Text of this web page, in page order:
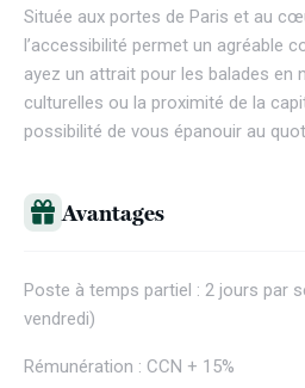
Située aux portes de Paris et au
l’accessibilité permet un agréable
ayez un attrait pour les balades en
culturelles ou la proximité de la
possibilité de vous épanouir au
Avantages
Poste à temps partiel : 2 jours par
vendredi)
Rémunération : CCN + 15%